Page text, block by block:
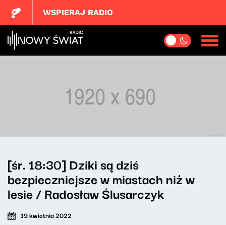
WSPIERAJ RADIO
[śr. 18:30] Dziki są dziś
bezpieczniejsze w miastach niż w
lesie / Radosław Ślusarczyk
19 kwietnia 2022